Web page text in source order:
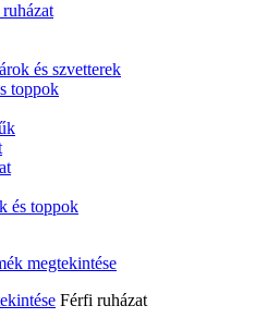
és szvetterek
toppok
és toppok
Férfi ruházat